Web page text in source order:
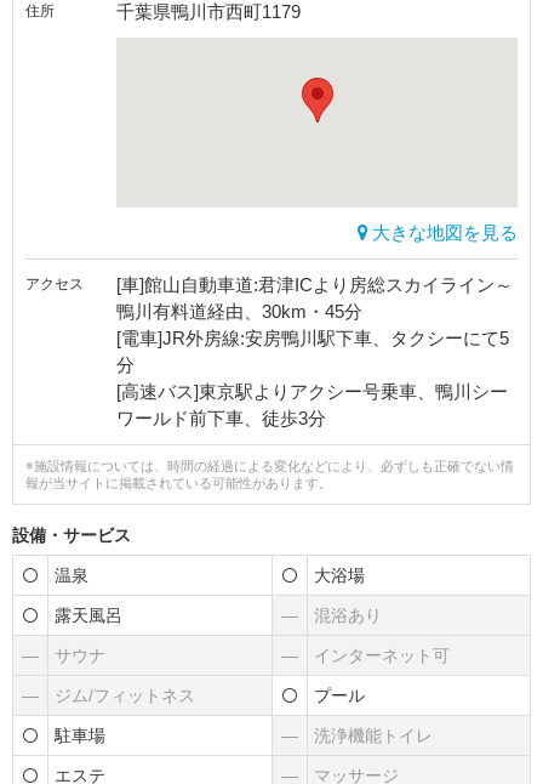
住所 千葉県鴨川市西町1179
大きな地図を見る
アクセス
[車]館山自動車道:君津ICより房総スカイライン～
鴨川有料道経由、30km・45分
[電車]JR外房線:安房鴨川駅下車、タクシーにて5
分
[高速バス]東京駅よりアクシー号乗車、鴨川シー
ワールド前下車、徒歩3分
※施設情報については、時間の経過による変化などにより、必ずしも正確でない情
報が当サイトに掲載されている可能性があります。
設備・サービス
温泉 大浴場
露天風呂 ― 混浴あり
― サウナ ― インターネット可
― ジム/フィットネス プール
駐車場 ― 洗浄機能トイレ
エステ ― マッサージ